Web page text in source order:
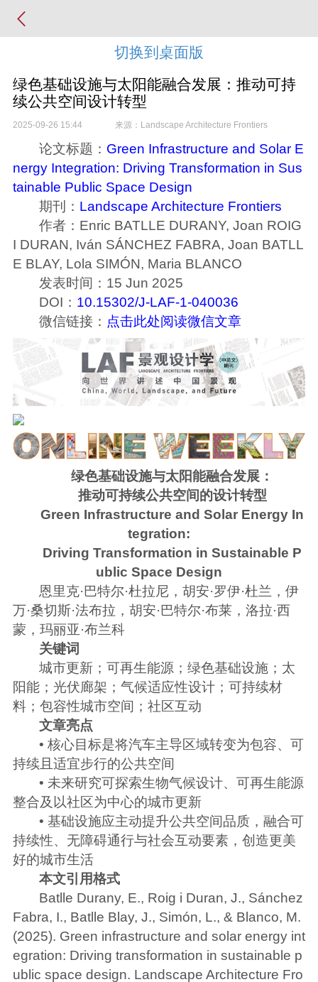
切换到桌面版
绿色基础设施与太阳能融合发展：推动可持
续公共空间设计转型
2025-09-26 15:44 来源：Landscape Architecture Frontiers
论文标题： Green Infrastructure and Solar E
nergy Integration: Driving Transformation in Sus
tainable Public Space Design
期刊： Landscape Architecture Frontiers
作者：Enric BATLLE DURANY, Joan ROIG
I DURAN, Iván SÁNCHEZ FABRA, Joan BATLL
E BLAY, Lola SIMÓN, Maria BLANCO
发表时间：15 Jun 2025
DOI： 10.15302/J-LAF-1-040036
微信链接： 点击此处阅读微信文章
绿色基础设施与太阳能融合发展：
推动可持续公共空间的设计转型
Green Infrastructure and Solar Energy In
tegration:
Driving Transformation in Sustainable P
ublic Space Design
恩里克·巴特尔·杜拉尼，胡安·罗伊·杜兰，伊
万·桑切斯·法布拉，胡安·巴特尔·布莱，洛拉·西
蒙，玛丽亚·布兰科
关键词
城市更新；可再生能源；绿色基础设施；太
阳能；光伏廊架；气候适应性设计；可持续材
料；包容性城市空间；社区互动
文章亮点
• 核心目标是将汽车主导区域转变为包容、可
持续且适宜步行的公共空间
• 未来研究可探索生物气候设计、可再生能源
整合及以社区为中心的城市更新
• 基础设施应主动提升公共空间品质，融合可
持续性、无障碍通行与社会互动要素，创造更美
好的城市生活
本文引用格式
Batlle Durany, E., Roig i Duran, J., Sánchez
Fabra, I., Batlle Blay, J., Simón, L., & Blanco, M.
(2025). Green infrastructure and solar energy int
egration: Driving transformation in sustainable p
ublic space design. Landscape Architecture Fro